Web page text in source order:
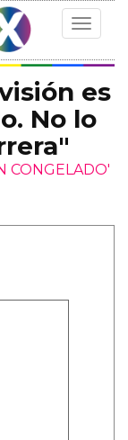
Toggle
es
No lo
CONGELADO'